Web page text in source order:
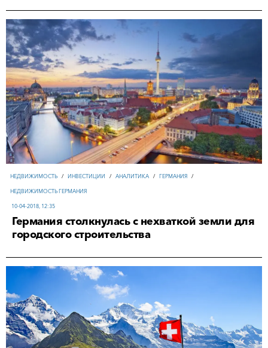
НЕДВИЖИМОСТЬ / ИНВЕСТИЦИИ / АНАЛИТИКА / ГЕРМАНИЯ /
НЕДВИЖИМОСТЬ ГЕРМАНИЯ
10-04-2018, 12:35
Германия столкнулась с нехваткой земли для
городского строительства